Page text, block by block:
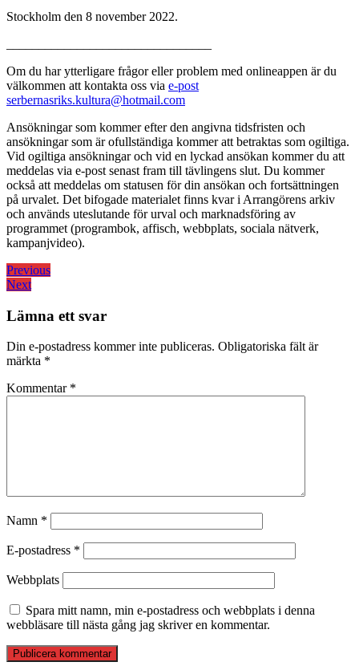
Stockholm den 8 november 2022.
Om du har ytterligare frågor eller problem med onlineappen är du
välkommen att kontakta oss via e-post
serbernasriks.kultura@hotmail.com
Ansökningar som kommer efter den angivna tidsfristen och
ansökningar som är ofullständiga kommer att betraktas som ogiltiga.
Vid ogiltiga ansökningar och vid en lyckad ansökan kommer du att
meddelas via e-post senast fram till tävlingens slut. Du kommer
också att meddelas om statusen för din ansökan och fortsättningen
på urvalet. Det bifogade materialet finns kvar i Arrangörens arkiv
och används uteslutande för urval och marknadsföring av
programmet (programbok, affisch, webbplats, sociala nätverk,
kampanjvideo).
Inläggsnavigering
PreviousPrevious
NextNext
Lämna ett svar
Din e-postadress kommer inte publiceras. Obligatoriska fält är
märkta *
Kommentar *
Namn *
E-postadress *
Webbplats
Spara mitt namn, min e-postadress och webbplats i denna
webbläsare till nästa gång jag skriver en kommentar.